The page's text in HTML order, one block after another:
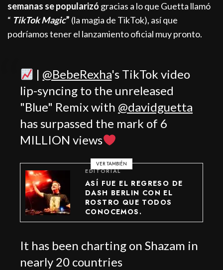
semanas se popularizó gracias a lo que Guetta llamó
“ TikTok Magic” (la magia de TikTok), así que
podríamos tener el lanzamiento oficial muy pronto.
| @BebeRexha's TikTok video
lip-syncing to the unreleased
"Blue" Remix with @davidguetta
has surpassed the mark of 6
MILLION views
VER TAMBIÉN
EDITORIAL
ASÍ FUE EL REGRESO DE
DASH BERLIN CON EL
ROSTRO QUE TODOS
CONOCEMOS.
It has been charting on Shazam in
nearly 20 countries